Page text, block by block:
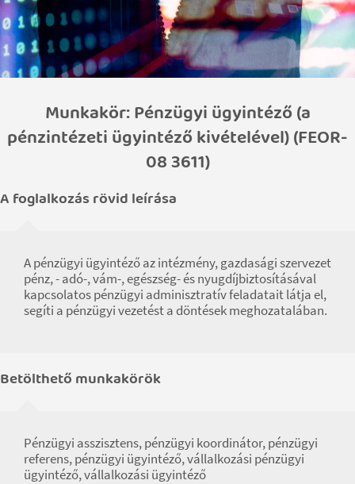
Munkakör: Pénzügyi ügyintéző (a
pénzintézeti ügyintéző kivételével) (FEOR-
08 3611)
A foglalkozás rövid leírása
A pénzügyi ügyintéző az intézmény, gazdasági szervezet
pénz, - adó-, vám-, egészség- és nyugdíjbiztosításával
kapcsolatos pénzügyi adminisztratív feladatait látja el,
segíti a pénzügyi vezetést a döntések meghozatalában.
Betölthető munkakörök
Pénzügyi asszisztens, pénzügyi koordinátor, pénzügyi
referens, pénzügyi ügyintéző, vállalkozási pénzügyi
ügyintéző, vállalkozási ügyintéző